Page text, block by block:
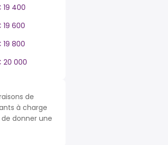
19 400
19 600
19 800
20 000
de
à charge
donner une